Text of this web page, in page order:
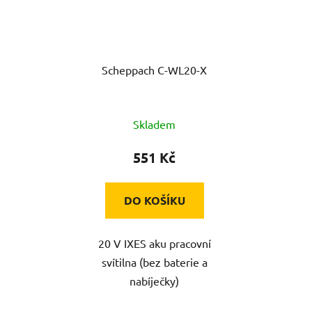
Scheppach C-WL20-X
Skladem
551 Kč
DO KOŠÍKU
20 V IXES aku pracovní
svítilna (bez baterie a
nabíječky)